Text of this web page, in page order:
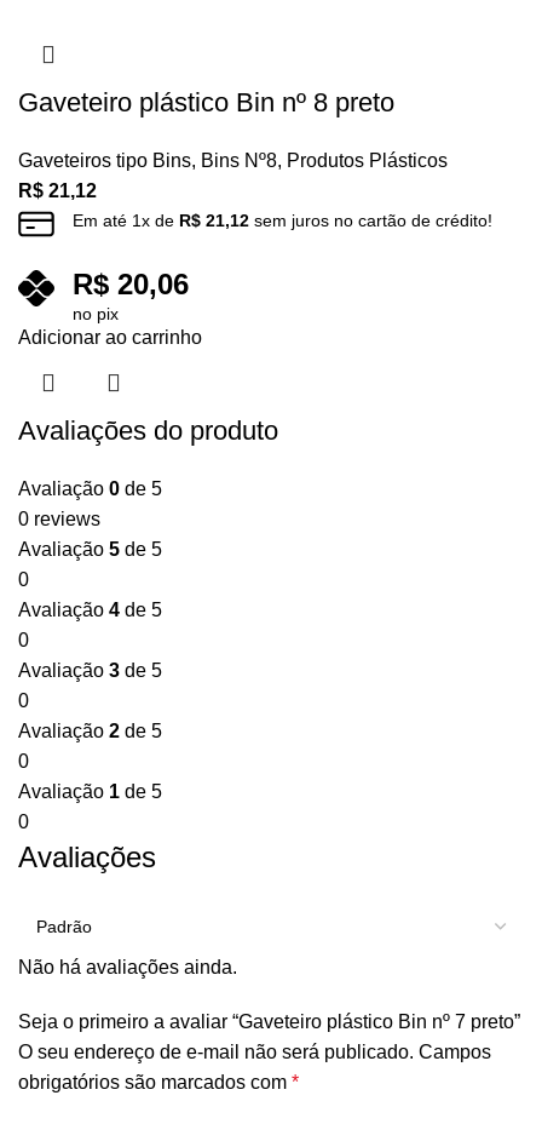
Gaveteiro plástico Bin nº 8 preto
Gaveteiros tipo Bins, Bins Nº8, Produtos Plásticos
R$ 21,12
Em até 1x de R$ 21,12 sem juros no cartão de crédito!
R$ 20,06
no pix
Adicionar ao carrinho
Avaliações do produto
Avaliação 0 de 5
0 reviews
Avaliação 5 de 5
0
Avaliação 4 de 5
0
Avaliação 3 de 5
0
Avaliação 2 de 5
0
Avaliação 1 de 5
0
Avaliações
Não há avaliações ainda.
Seja o primeiro a avaliar “Gaveteiro plástico Bin nº 7 preto”
O seu endereço de e-mail não será publicado. Campos
obrigatórios são marcados com *